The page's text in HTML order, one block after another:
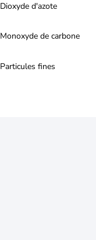
Dioxyde d'azote
Monoxyde de carbone
Particules fines